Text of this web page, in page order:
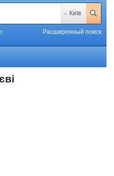
Київ
Расширенный поиск